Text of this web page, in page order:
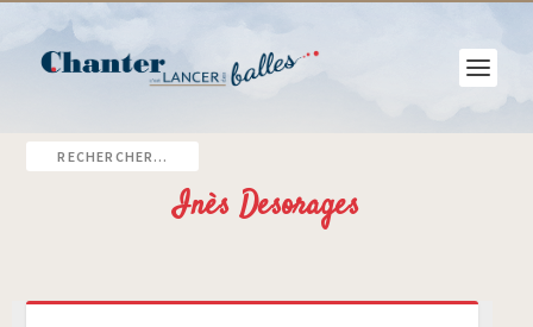
Inès Desorages